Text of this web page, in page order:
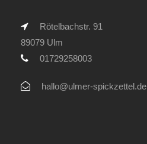
Rötelbachstr. 91
89079 Ulm
01729258003
hallo@ulmer-spickzettel.de